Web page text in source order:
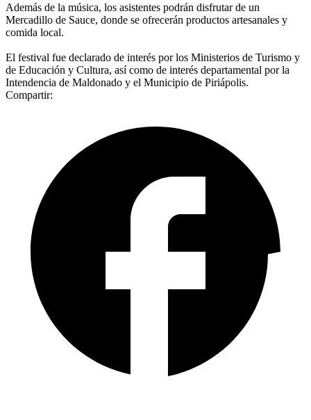
Además de la música, los asistentes podrán disfrutar de un
Mercadillo de Sauce, donde se ofrecerán productos artesanales y
comida local.
El festival fue declarado de interés por los Ministerios de Turismo y
de Educación y Cultura, así como de interés departamental por la
Intendencia de Maldonado y el Municipio de Piriápolis.
Compartir: